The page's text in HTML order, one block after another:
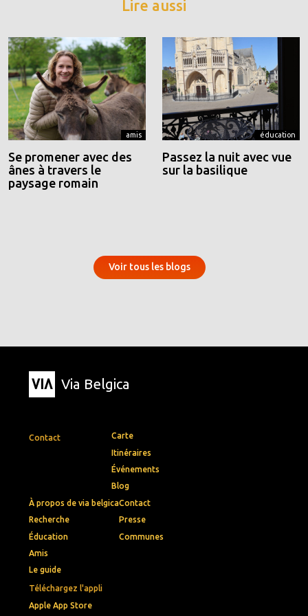
Lire aussi
amis
Se promener avec des
ânes à travers le
paysage romain
éducation
Passez la nuit avec vue
sur la basilique
Voir tous les blogs
Via Belgica
Contact
Téléchargez l'appli
Apple App Store
Carte
Itinéraires
Événements
Blog
À propos de via belgica
Recherche
Éducation
Amis
Le guide
Contact
Presse
Communes